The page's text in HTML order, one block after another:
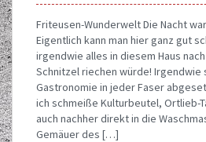
Friteusen-Wunderwelt Die Nacht
Eigentlich kann man hier ganz gut
irgendwie alles in diesem Haus
Schnitzel riechen würde! Irgendwie
Gastronomie in jeder Faser
ich schmeiße Kulturbeutel, Ortlieb-
auch nachher direkt in die
Gemäuer des […]